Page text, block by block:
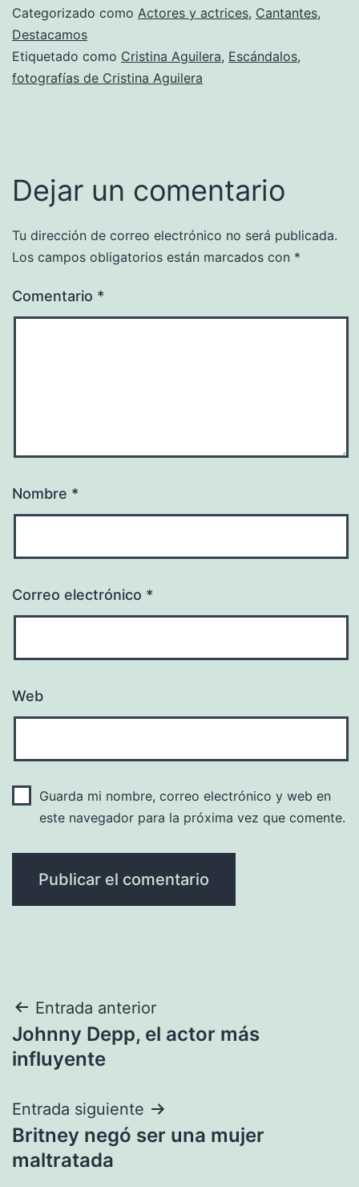
Categorizado como Actores y actrices, Cantantes,
Destacamos
Etiquetado como Cristina Aguilera, Escándalos,
fotografías de Cristina Aguilera
Dejar un comentario
Tu dirección de correo electrónico no será publicada.
Los campos obligatorios están marcados con *
Comentario *
Nombre *
Correo electrónico *
Web
Guarda mi nombre, correo electrónico y web en
este navegador para la próxima vez que comente.
Navegación
de
Entrada anterior
Johnny Depp, el actor más
influyente
Entrada siguiente
Britney negó ser una mujer
maltratada